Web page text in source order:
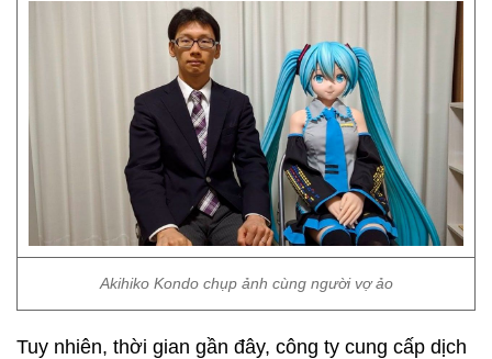
Akihiko Kondo chụp ảnh cùng người vợ ảo
Tuy nhiên, thời gian gần đây, công ty cung cấp dịch